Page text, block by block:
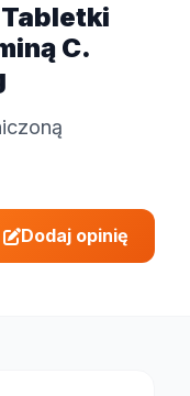
C.
Dodaj opinię